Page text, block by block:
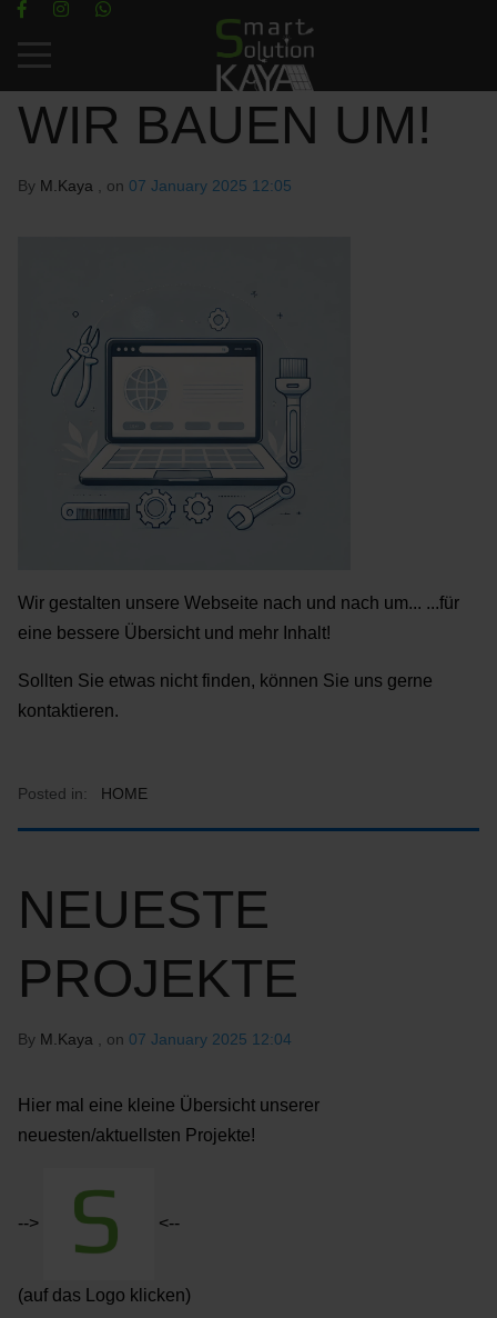
Mobile Menu Toggle
WIR BAUEN UM!
By M.Kaya , on 07 January 2025 12:05
Wir gestalten unsere Webseite nach und nach um... ...für
eine bessere Übersicht und mehr Inhalt!
Sollten Sie etwas nicht finden, können Sie uns gerne
kontaktieren.
Posted in: HOME
NEUESTE
PROJEKTE
By M.Kaya , on 07 January 2025 12:04
Hier mal eine kleine Übersicht unserer
neuesten/aktuellsten Projekte!
--> <--
(auf das Logo klicken)